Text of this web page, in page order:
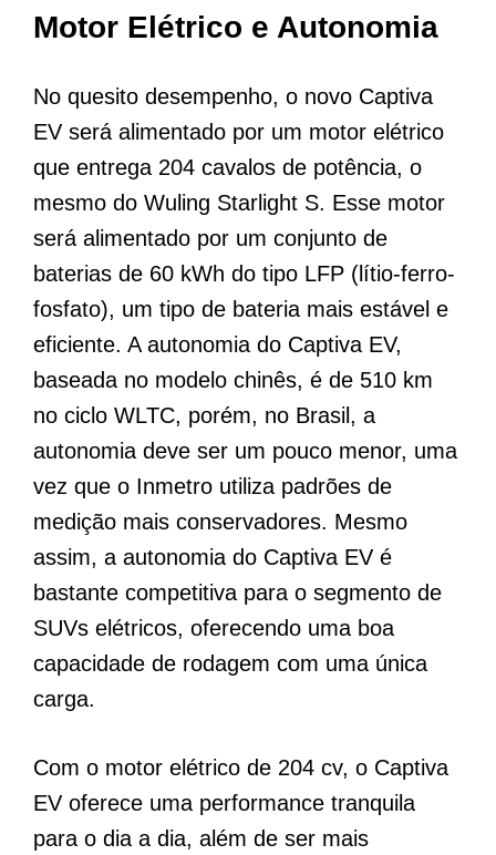
Motor Elétrico e Autonomia
No quesito desempenho, o novo Captiva
EV será alimentado por um motor elétrico
que entrega 204 cavalos de potência, o
mesmo do Wuling Starlight S. Esse motor
será alimentado por um conjunto de
baterias de 60 kWh do tipo LFP (lítio-ferro-
fosfato), um tipo de bateria mais estável e
eficiente. A autonomia do Captiva EV,
baseada no modelo chinês, é de 510 km
no ciclo WLTC, porém, no Brasil, a
autonomia deve ser um pouco menor, uma
vez que o Inmetro utiliza padrões de
medição mais conservadores. Mesmo
assim, a autonomia do Captiva EV é
bastante competitiva para o segmento de
SUVs elétricos, oferecendo uma boa
capacidade de rodagem com uma única
carga.
Com o motor elétrico de 204 cv, o Captiva
EV oferece uma performance tranquila
para o dia a dia, além de ser mais